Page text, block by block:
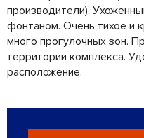
производители).
фонтаном. Очень тихое и
много прогулочных зон.
территории комплекса.
расположение.